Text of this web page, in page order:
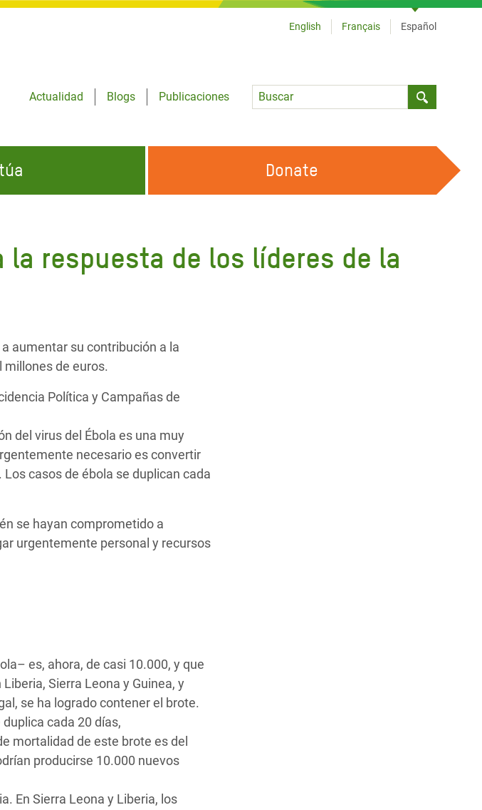
Actualidad
Blogs
Publicaciones
Language
English Français Español
CONÓCENOS
HAZ VOLUNTARIADO
Donate
la respuesta de los líderes de la
aumentar su contribución a la
millones de euros.
Política y Campañas de
del virus del Ébola es una muy
necesario es convertir
casos de ébola se duplican cada
se hayan comprometido a
urgentemente personal y recursos
es, ahora, de casi 10.000, y que
Sierra Leona y Guinea, y
se ha logrado contener el brote.
cada 20 días,
mortalidad de este brote es del
producirse 10.000 nuevos
En Sierra Leona y Liberia, los